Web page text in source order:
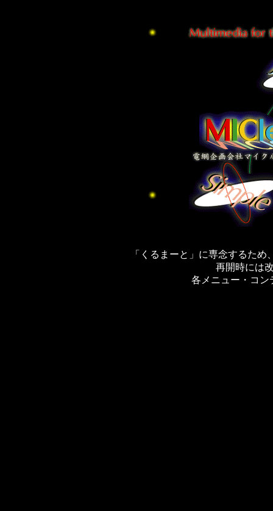
「くるまーと」に専念するた
再開時には
各メニュー・コン